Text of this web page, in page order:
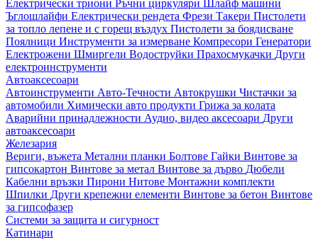
Електрически триони Ръчни циркуляри
Шлайф машини
Ъглошлайфи Електрически рендета Фрези Такери Пистолети
за топло лепене и с горещ въздух Пистолети за боядисване
Поялници Инструменти за измерване Компресори Генератори
Електрожени Шмиргели Водоструйки Прахосмукачки Други
електроинструменти
Автоаксесоари
Автоинструменти Авто-Течности Автокрушки Чистачки за
автомобили Химически авто продукти Грижа за колата
Аварийни принадлежности Аудио, видео аксесоари Други
автоаксесоари
Железария
Вериги, въжета Метални планки Болтове Гайки Винтове за
гипсокартон Винтове за метал Винтове за дърво Дюбели
Кабелни връзки Пирони Нитове Монтажни комплекти
Шпилки Други крепежни елементи Винтове за бетон Винтове
за гипсофазер
Системи за защита и сигурност
Катинари